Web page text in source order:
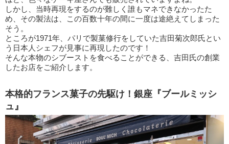
しかし、当時再現をするのが難しく誰もマネできなかったた
め、その製法は、この百数十年の間に一度は途絶えてしまった
そう。
ところが1971年、パリで製菓修行をしていた吉田菊次郎氏とい
う日本人シェフが見事に再現したのです！
そんな本物のシブーストを食べることができる、吉田氏の創業
したお店をご紹介します。
本格的フランス菓子の先駆け！銀座『ブールミッシ
ュ』